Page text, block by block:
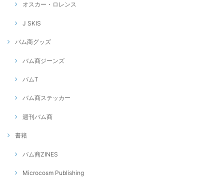
オスカー・ロレンス
J SKIS
バム商グッズ
バム商ジーンズ
バムT
バム商ステッカー
週刊バム商
書籍
バム商ZINES
Microcosm Publishing